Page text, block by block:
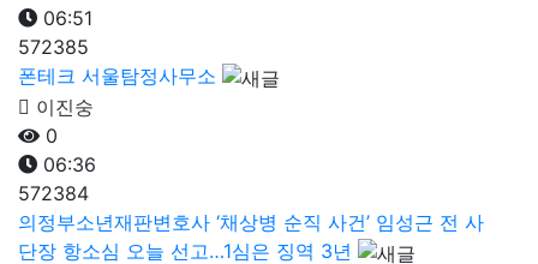
06:51
572385
폰테크 서울탐정사무소
이진숭
0
06:36
572384
의정부소년재판변호사 ‘채상병 순직 사건’ 임성근 전 사
단장 항소심 오늘 선고…1심은 징역 3년